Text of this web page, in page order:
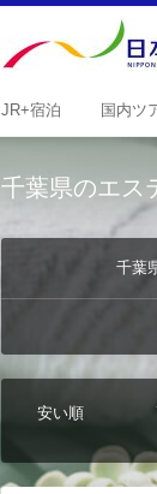
JR+宿泊 国内ツ
千葉県のエス
千葉
安い順